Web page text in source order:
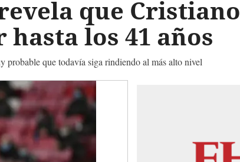
que Cristiano
los 41 años
probable que todavía siga rindiendo al más alto nivel